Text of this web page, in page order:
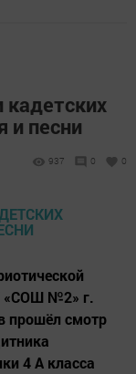
и песни
937 0 0
«СОШ №2» г.
прошёл смотр
4 А класса